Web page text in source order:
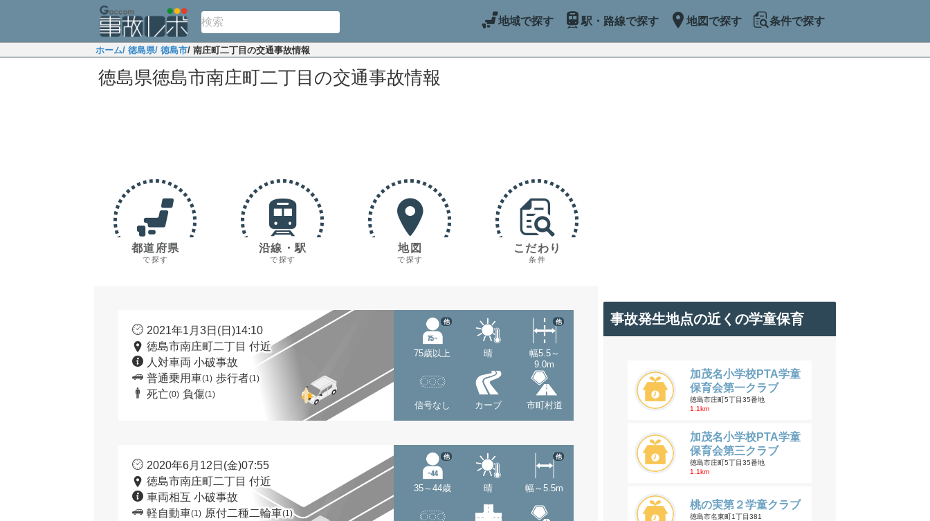
地域で探す 駅・路線で探す 地図で探す 条件で探す
ホーム/ 徳島県/ 徳島市/ 南庄町二丁目の交通事故情報
徳島県徳島市南庄町二丁目の交通事故情報
都道府県
で探す
沿線・駅
で探す
地図
で探す
こだわり
条件
2021年1月3日(日)14:10
徳島市南庄町二丁目 付近
人対車両 小破事故
普通乗用車(1) 歩行者(1)
死亡(0) 負傷(1)
75歳以上
他
晴
幅5.5～
9.0m
他
信号なし カーブ 市町村道
2020年6月12日(金)07:55
徳島市南庄町二丁目 付近
車両相互 小破事故
軽自動車(1) 原付二種二輪車(1)
35～44歳
他
晴 幅～5.5m
他
事故発生地点の近くの学童保育
加茂名小学校PTA学童
保育会第一クラブ
徳島市庄町5丁目35番地
1.1km
加茂名小学校PTA学童
保育会第三クラブ
徳島市庄町5丁目35番地
1.1km
桃の実第２学童クラブ
徳島市名東町1丁目381